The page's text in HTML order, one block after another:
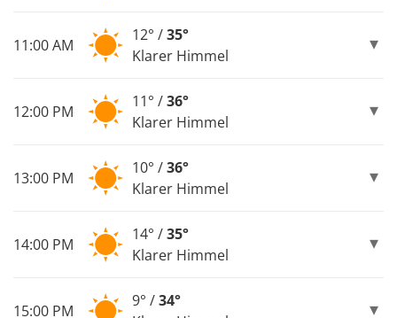
11:00 AM
12° /35°
Klarer Himmel
12:00 PM
11° /36°
Klarer Himmel
13:00 PM
10° /36°
Klarer Himmel
14:00 PM
14° /35°
Klarer Himmel
15:00 PM
9° /34°